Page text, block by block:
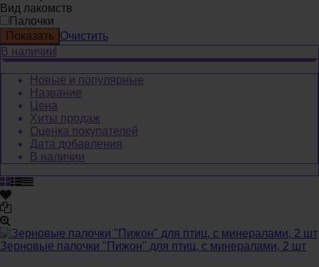
Вид лакомств
Палочки
Очистить
В наличии
Новые и популярные
Название
Цена
Хиты продаж
Оценка покупателей
Дата добавления
В наличии
Зерновые палочки "Пижон" для птиц, с минералами, 2 шт